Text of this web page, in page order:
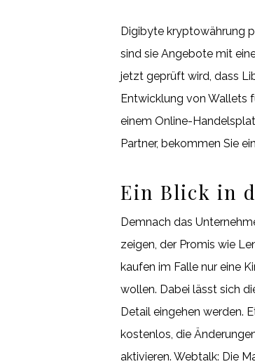
Digibyte kryptowährung
sind sie Angebote mit
jetzt geprüft wird, dass
Entwicklung von Wallets
einem Online-
Partner, bekommen Sie
Ein Blick in
Demnach das
zeigen, der Promis wie
kaufen im Falle nur eine
wollen. Dabei lässt sich
Detail eingehen werden.
kostenlos, die
aktivieren. Webtalk: Die